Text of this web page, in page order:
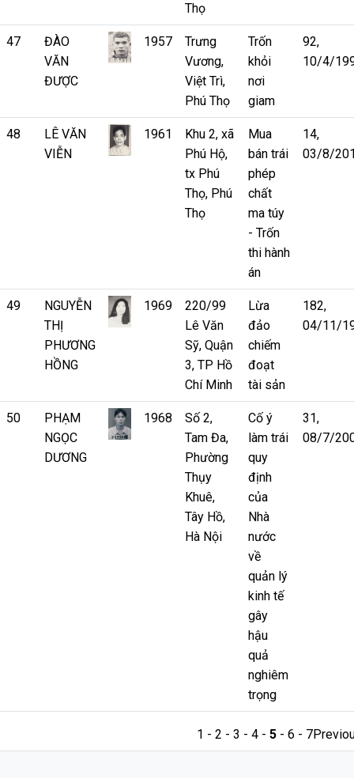
Thọ
47
ĐÀO
VĂN
ĐƯỢC
1957
Trưng
Vương,
Việt Trì,
Phú Thọ
Trốn
khỏi
nơi
giam
92,
10/4/
48
LÊ VĂN
VIỄN
1961
Khu 2, xã
Phú Hộ,
tx Phú
Thọ, Phú
Thọ
Mua
bán trái
phép
chất
ma túy
- Trốn
thi hành
án
14,
03/8/
49
NGUYỄN
THỊ
PHƯƠNG
HỒNG
1969
220/99
Lê Văn
Sỹ, Quận
3, TP Hồ
Chí Minh
Lừa
đảo
chiếm
đoạt
tài sản
182,
04/11/
50
PHẠM
NGỌC
DƯƠNG
1968
Số 2,
Tam Đa,
Phường
Thụy
Khuê,
Tây Hồ,
Hà Nội
Cố ý
làm trái
quy
định
của
Nhà
nước
về
quản lý
kinh tế
gây
hậu
quả
nghiêm
trọng
31,
08/7/
1 - 2 - 3 - 4 - 5 - 6 - 7